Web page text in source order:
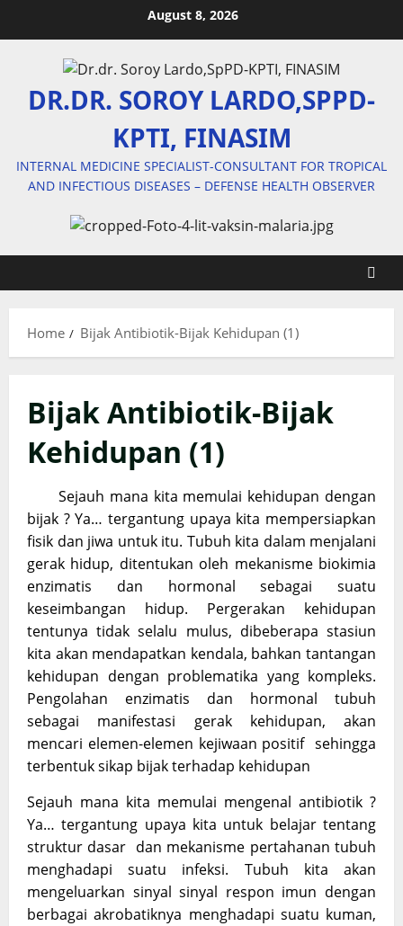
August 8, 2026
DR.DR. SOROY LARDO,SPPD-
KPTI, FINASIM
INTERNAL MEDICINE SPECIALIST-CONSULTANT FOR TROPICAL
AND INFECTIOUS DISEASES – DEFENSE HEALTH OBSERVER
Home Bijak Antibiotik-Bijak Kehidupan (1)
Bijak Antibiotik-Bijak
Kehidupan (1)
Sejauh mana kita memulai kehidupan dengan
bijak ? Ya… tergantung upaya kita mempersiapkan
fisik dan jiwa untuk itu. Tubuh kita dalam menjalani
gerak hidup, ditentukan oleh mekanisme biokimia
enzimatis dan hormonal sebagai suatu
keseimbangan hidup. Pergerakan kehidupan
tentunya tidak selalu mulus, dibeberapa stasiun
kita akan mendapatkan kendala, bahkan tantangan
kehidupan dengan problematika yang kompleks.
Pengolahan enzimatis dan hormonal tubuh
sebagai manifestasi gerak kehidupan, akan
mencari elemen-elemen kejiwaan positif sehingga
terbentuk sikap bijak terhadap kehidupan
Sejauh mana kita memulai mengenal antibiotik ?
Ya… tergantung upaya kita untuk belajar tentang
struktur dasar dan mekanisme pertahanan tubuh
menghadapi suatu infeksi. Tubuh kita akan
mengeluarkan sinyal sinyal respon imun dengan
berbagai akrobatiknya menghadapi suatu kuman,